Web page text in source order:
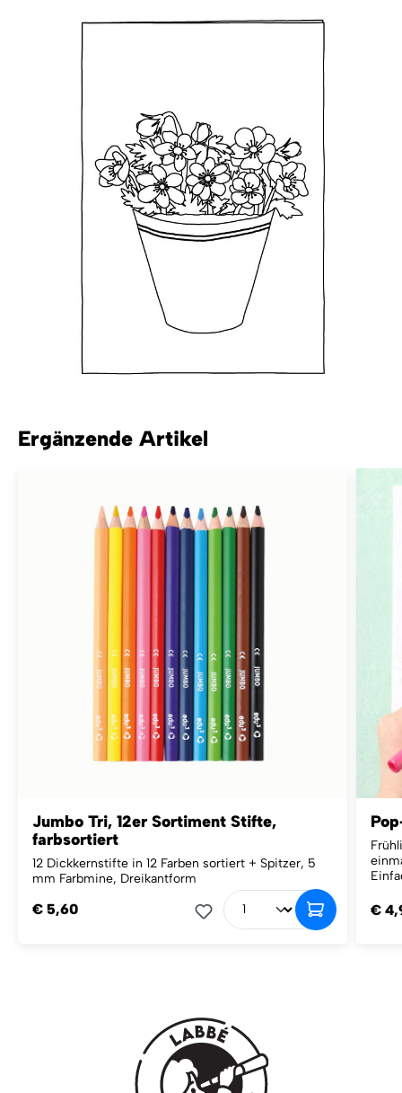
Ergänzende Artikel
Jumbo Tri, 12er Sortiment Stifte,
farbsortiert
12 Dickkernstifte in 12 Farben sortiert + Spitzer, 5
mm Farbmine, Dreikantform
€ 5,60 €